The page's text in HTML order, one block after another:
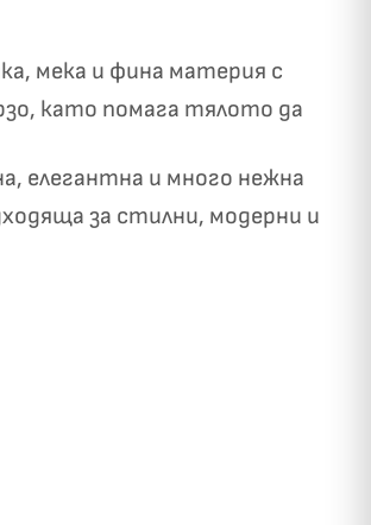
мека и фина материя с
като помага тялото да
елегантна и много нежна
за стилни, модерни и